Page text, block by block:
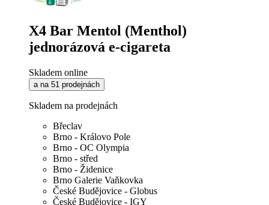
X4 Bar Mentol (Menthol)
jednorázová e-cigareta
Skladem online
a na 51 prodejnách
Skladem na prodejnách
Břeclav
Brno - Královo Pole
Brno - OC Olympia
Brno - střed
Brno - Židenice
Brno Galerie Vaňkovka
České Budějovice - Globus
České Budějovice - IGY